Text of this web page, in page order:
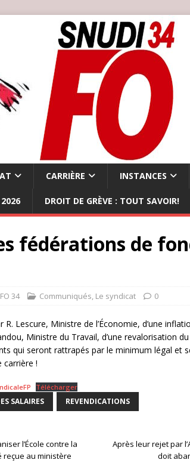
CARRIÈRE INSTANCES
DROIT DE GRÈVE : TOUT SAVOIR!
fédérations de
34 Communiqués, Le syndicat 0
Lescure, Ministre de l’Économie, d’une
Ministre du Travail, d’une revalorisation
qui seront rattrapés par le minimum légal et
carrière !
Télécharger
SALAIRES REVENDICATIONS
l’École contre la
reçue au ministère
Après leur rejet par
doit